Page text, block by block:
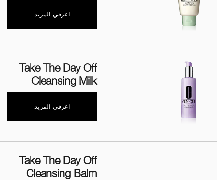
اعرفي المزيد
Take The Day Off
Cleansing Milk
اعرفي المزيد
Take The Day Off
Cleansing Balm